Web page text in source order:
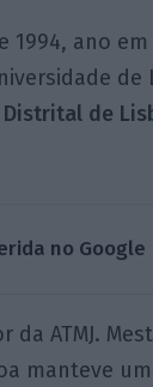
1994, ano
de
de
no Google
ATMJ.
manteve